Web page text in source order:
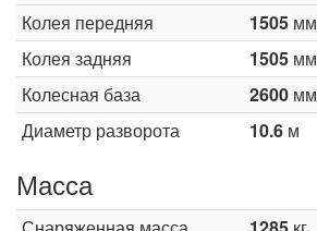
Колея передняя
1505 мм
Колея задняя
1505 мм
Колесная база
2600 мм
Диаметр разворота
10.6 м
Масса